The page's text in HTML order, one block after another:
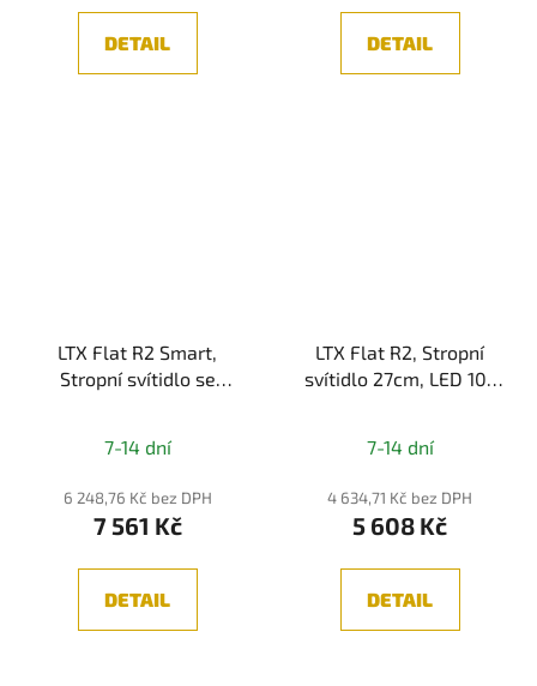
DETAIL
z
DETAIL
LTX Flat R2 Smart,
Stropní svítidlo se
3000/4000K, IP54, bílá
7-14 dní
6 248,76 Kč bez DPH
7 561 Kč
DETAIL
LTX Flat R2, Stropní
svítidlo 27cm, LED 10-
7-14 dní
4 634,71 Kč bez DPH
5 608 Kč
DETAIL